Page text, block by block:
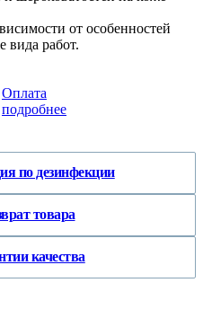
от особенностей
вида работ.
Оплата
подробнее
по дезинфекции
товара
качества